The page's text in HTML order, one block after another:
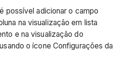
possível adicionar o campo
na visualização em lista
e na visualização do
o ícone Configurações da